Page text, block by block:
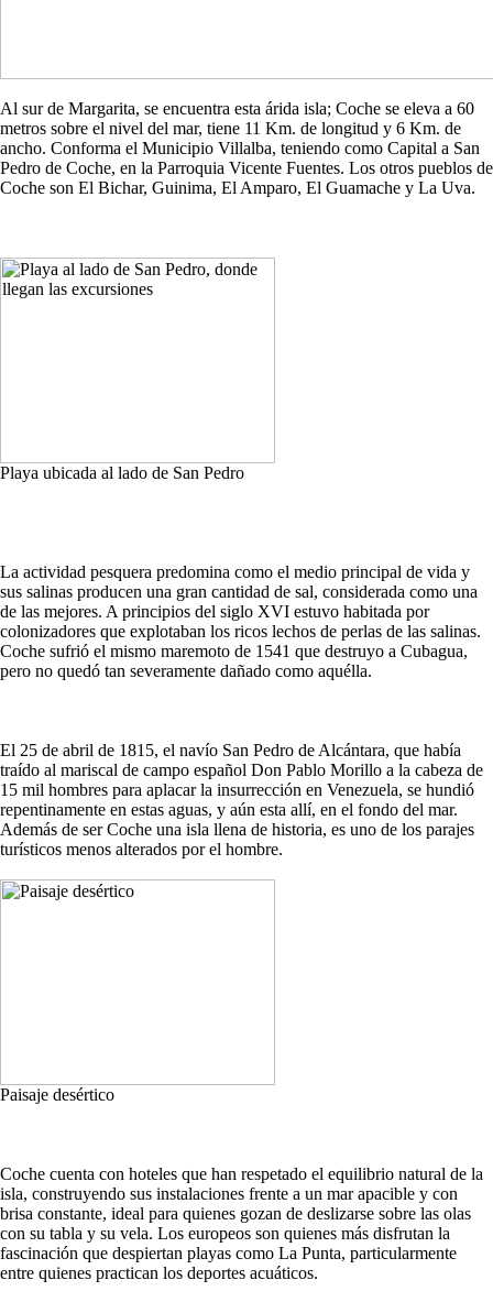
Al sur de Margarita, se encuentra esta árida isla; Coche se eleva a 60
metros sobre el nivel del mar, tiene 11 Km. de longitud y 6 Km. de
ancho. Conforma el Municipio Villalba, teniendo como Capital a San
Pedro de Coche, en la Parroquia Vicente Fuentes. Los otros pueblos de
Coche son El Bichar, Guinima, El Amparo, El Guamache y La Uva.
Playa ubicada al lado de San Pedro
La actividad pesquera predomina como el medio principal de vida y
sus salinas producen una gran cantidad de sal, considerada como una
de las mejores. A principios del siglo XVI estuvo habitada por
colonizadores que explotaban los ricos lechos de perlas de las salinas.
Coche sufrió el mismo maremoto de 1541 que destruyo a Cubagua,
pero no quedó tan severamente dañado como aquélla.
El 25 de abril de 1815, el navío San Pedro de Alcántara, que había
traído al mariscal de campo español Don Pablo Morillo a la cabeza de
15 mil hombres para aplacar la insurrección en Venezuela, se hundió
repentinamente en estas aguas, y aún esta allí, en el fondo del mar.
Además de ser Coche una isla llena de historia, es uno de los parajes
turísticos menos alterados por el hombre.
Paisaje desértico
Coche cuenta con hoteles que han respetado el equilibrio natural de la
isla, construyendo sus instalaciones frente a un mar apacible y con
brisa constante, ideal para quienes gozan de deslizarse sobre las olas
con su tabla y su vela. Los europeos son quienes más disfrutan la
fascinación que despiertan playas como La Punta, particularmente
entre quienes practican los deportes acuáticos.